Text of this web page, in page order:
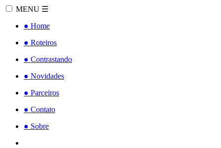
MENU ☰
● Home
● Roteiros
● Contrastando
● Novidades
● Parceiros
● Contato
● Sobre